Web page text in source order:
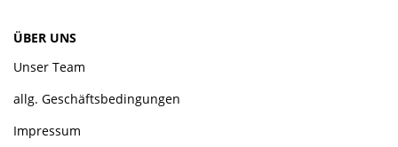
ÜBER UNS
Unser Team
allg. Geschäftsbedingungen
Impressum